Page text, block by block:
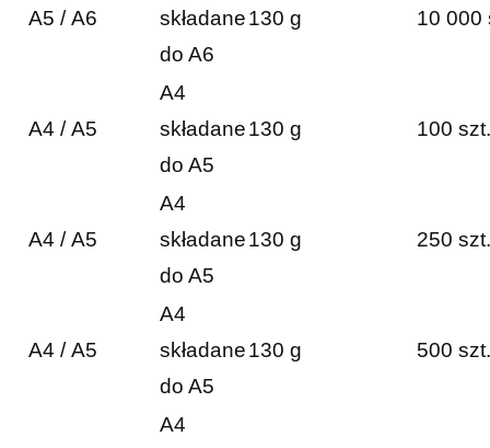
A5 / A6
składane
do A6
130 g 10 000
A4 / A5
A4
składane
do A5
130 g 100 szt.
A4 / A5
A4
składane
do A5
130 g 250 szt.
A4 / A5
A4
składane
do A5
130 g 500 szt.
A4